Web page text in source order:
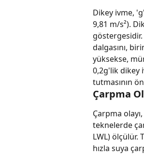
Dikey ivme,
9,81 m/s²).
dalgasını,
yüksekse,
0,2g'lik dikey
tutmasının
Çarpma
Çarpma
teknelerde
LWL) ölçülür.
hızla suya